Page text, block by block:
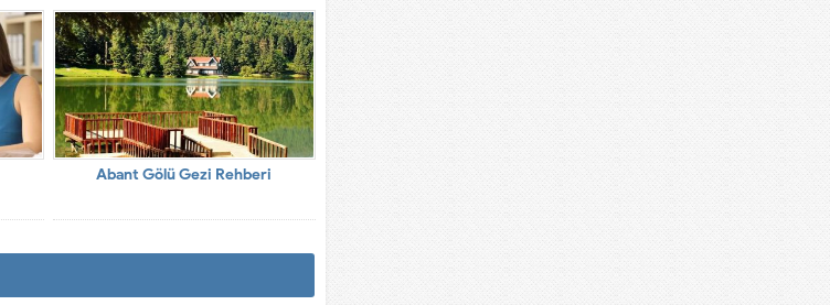
Abant Gölü Gezi Rehberi